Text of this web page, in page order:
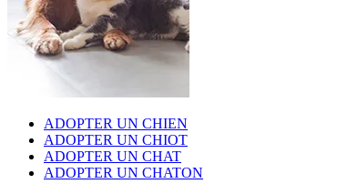
ADOPTER UN CHIEN
ADOPTER UN CHIOT
ADOPTER UN CHAT
ADOPTER UN CHATON